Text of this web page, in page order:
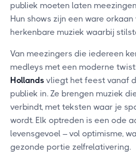
publiek moeten laten
Hun shows zijn een ware
herkenbare muziek waarbij
Van meezingers die iedereen
medleys met een moderne
Hollands vliegt het feest vanaf
publiek in. Ze brengen muziek
verbindt, met teksten waar je
wordt. Elk optreden is een ode
levensgevoel – vol optimisme,
gezonde portie zelfrelativering.